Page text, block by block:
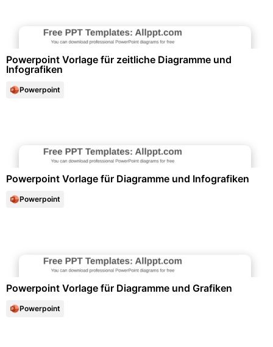
Powerpoint Vorlage für zeitliche Diagramme und
Infografiken
Powerpoint
Powerpoint Vorlage für Diagramme und Infografiken
Powerpoint
Powerpoint Vorlage für Diagramme und Grafiken
Powerpoint